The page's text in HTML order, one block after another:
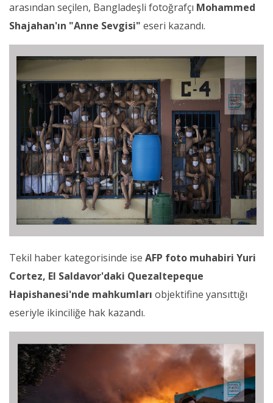
arasından seçilen, Bangladeşli fotoğrafçı Mohammed
Shajahan'ın "Anne Sevgisi" eseri kazandı.
Tekil haber kategorisinde ise AFP foto muhabiri Yuri
Cortez, El Saldavor'daki Quezaltepeque
Hapishanesi'nde mahkumları objektifine yansıttığı
eseriyle ikinciliğe hak kazandı.